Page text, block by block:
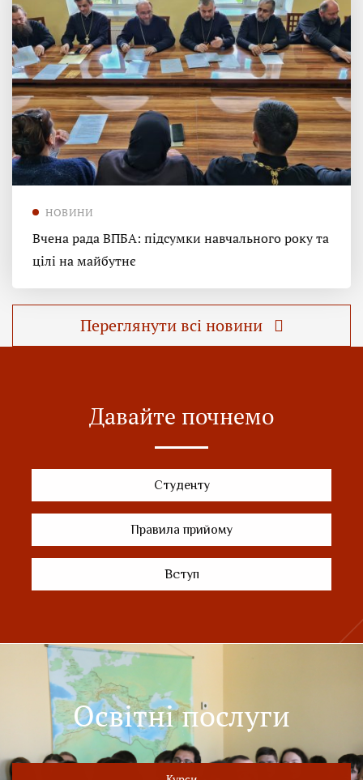
НОВИНИ
Вчена рада ВПБА: підсумки навчального року та
цілі на майбутнє
Переглянути всі новини
Давайте почнемо
Студенту
Правила прийому
Вступ
Освітні послуги